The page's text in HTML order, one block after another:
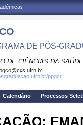
DE PÓS-
DE CIÊNCIAS DA SAÚDE
ppgco
Calendário Processos